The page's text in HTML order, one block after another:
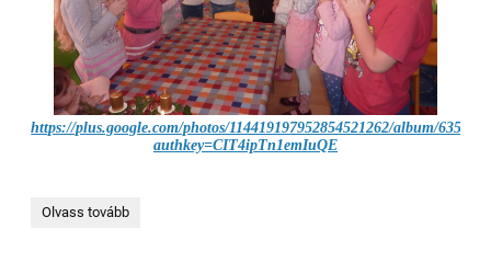
https://plus.google.com/photos/114419197952854521262/album/
authkey=CIT4ipTn1emIuQE
ADVENT
Olvass tovább